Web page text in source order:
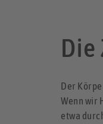
Die
Der
Wenn wir
etwa